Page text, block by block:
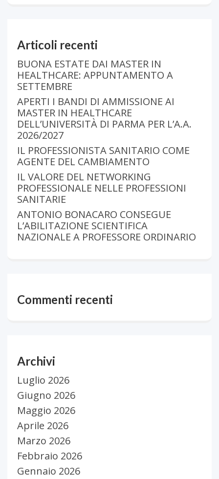
Articoli recenti
BUONA ESTATE DAI MASTER IN
HEALTHCARE: APPUNTAMENTO A
SETTEMBRE
APERTI I BANDI DI AMMISSIONE AI
MASTER IN HEALTHCARE
DELL’UNIVERSITÀ DI PARMA PER L’A.A.
2026/2027
IL PROFESSIONISTA SANITARIO COME
AGENTE DEL CAMBIAMENTO
IL VALORE DEL NETWORKING
PROFESSIONALE NELLE PROFESSIONI
SANITARIE
ANTONIO BONACARO CONSEGUE
L’ABILITAZIONE SCIENTIFICA
NAZIONALE A PROFESSORE ORDINARIO
Commenti recenti
Archivi
Luglio 2026
Giugno 2026
Maggio 2026
Aprile 2026
Marzo 2026
Febbraio 2026
Gennaio 2026